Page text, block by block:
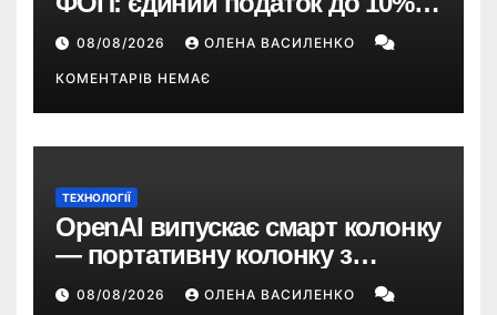
ПДВ з 2028 року та перегляд 2-ї
групи
08/08/2026 ОЛЕНА ВАСИЛЕНКО
КОМЕНТАРІВ НЕМАЄ
ТЕХНОЛОГІЇ
OpenAI випускає смарт колонку
— портативну колонку з
ChatGPT, камерою та цінником
08/08/2026 ОЛЕНА ВАСИЛЕНКО